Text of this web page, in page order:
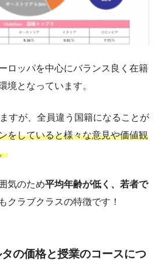
ロッパを中心にバランス良く在籍
境となっています。
すが、全員違う国籍になることが
をしていると様々な意見や価値観
気のため平均年齢が低く、若者で
クラブクラスの特徴です！
の価格と授業のコースにつ